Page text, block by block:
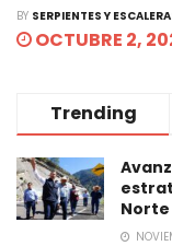
BY SERPIENTES Y
OCTUBRE 2,
Trending
Norte